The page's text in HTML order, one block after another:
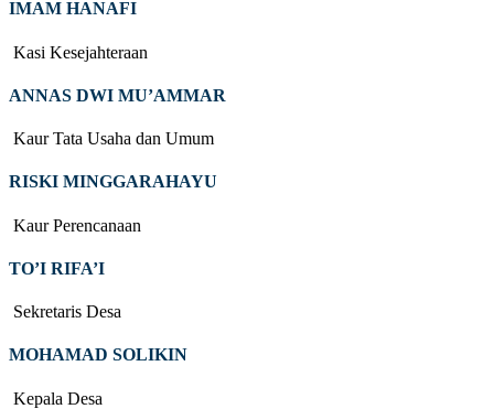
IMAM HANAFI
Kasi Kesejahteraan
ANNAS DWI MU’AMMAR
Kaur Tata Usaha dan Umum
RISKI MINGGARAHAYU
Kaur Perencanaan
TO’I RIFA’I
Sekretaris Desa
MOHAMAD SOLIKIN
Kepala Desa